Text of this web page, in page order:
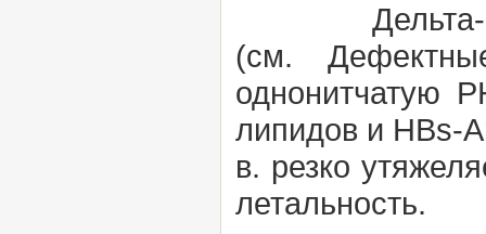
Дельта-
(см.
однонитчатую
липидов и HBs-
в. резко
летальность.